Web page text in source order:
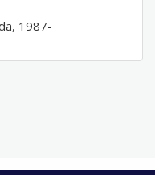
1987-